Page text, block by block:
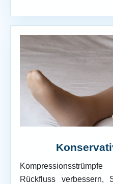
Rückfluss verbessern,